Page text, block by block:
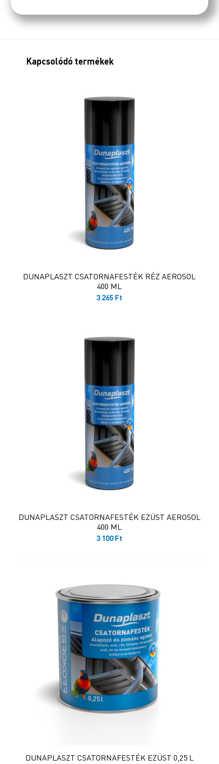
Kapcsolódó termékek
DUNAPLASZT CSATORNAFESTÉK RÉZ AEROSOL
400 ML
3 265 Ft
DUNAPLASZT CSATORNAFESTÉK EZÜST AEROSOL
400 ML
3 100 Ft
DUNAPLASZT CSATORNAFESTÉK EZÜST 0,25 L